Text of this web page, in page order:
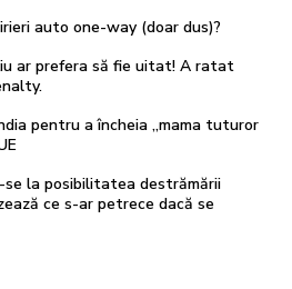
auto one-way (doar dus)?
ar prefera să fie uitat! A ratat
pentru a încheia „mama tuturor
se la posibilitatea destrămării
ce s-ar petrece dacă se